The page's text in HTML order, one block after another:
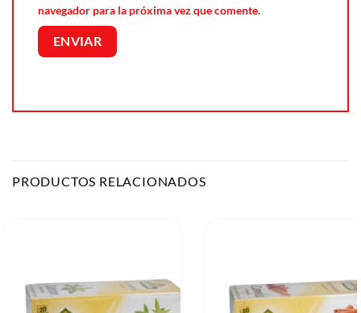
navegador para la próxima vez que comente.
PRODUCTOS RELACIONADOS